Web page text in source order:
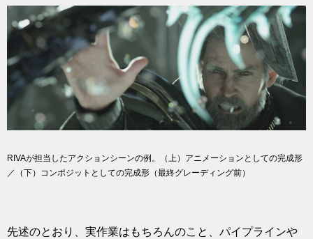
RIVAが担当したアクションシーンの例。（上）アニメーションとしての完成形
／（下）コンポジットとしての完成形（最終グレーディング前）
先述のとおり、実作業はもちろんのこと、パイプラインや